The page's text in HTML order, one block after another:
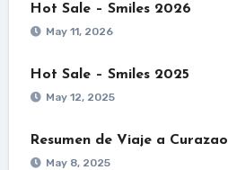
Hot Sale – Smiles 2026
May 11, 2026
Hot Sale – Smiles 2025
May 12, 2025
Resumen de Viaje a Curazao
May 8, 2025